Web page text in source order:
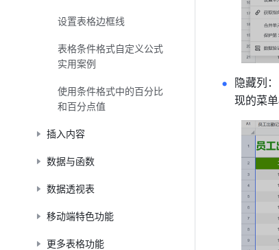
设置表格边框线
表格条件格式自定义公式
实用案例
使用条件格式中的百分比
和百分点值
插入内容
数据与函数
数据透视表
移动端特色功能
更多表格功能
隐藏列
现的菜